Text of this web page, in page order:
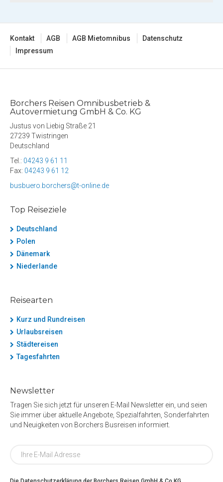
Kontakt AGB AGB Mietomnibus
Datenschutz
Impressum
Borchers Reisen Omnibusbetrieb &
Autovermietung GmbH & Co. KG
Justus von Liebig Straße 21
27239 Twistringen
Deutschland
Tel.: 04243 9 61 11
Fax: 04243 9 61 12
busbuero.borchers@t-online.de
Top Reiseziele
Deutschland
Polen
Dänemark
Niederlande
Reisearten
Kurz und Rundreisen
Urlaubsreisen
Städtereisen
Tagesfahrten
Newsletter
Tragen Sie sich jetzt für unseren E-Mail Newsletter ein, und seien
Sie immer über aktuelle Angebote, Spezialfahrten, Sonderfahrten
und Neuigkeiten von Borchers Busreisen informiert.